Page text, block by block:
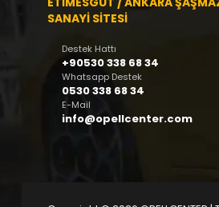
SANAYİ SİTESİ
Destek Hattı
+90530 338 68 34
Whatsapp Destek
0530 338 68 34
E-Mail
info@opellcenter.com